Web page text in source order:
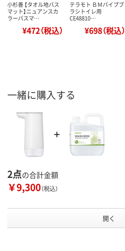
小杉善 【タオル地バス
マット】ニュアンスカ
ラーバスマ…
¥472（税込）
テラモト ＢＭパイプブ
ラシトイレ用
CE48810…
¥698（税込）
一緒に購入する
2点の合計金額
￥9,300（税込）
開く